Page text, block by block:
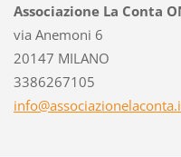
Associazione La Conta
via Anemoni 6
20147 MILANO
3386267105
info@associazionelaconta